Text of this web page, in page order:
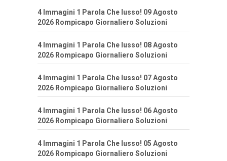
4 Immagini 1 Parola Che lusso! 09 Agosto
2026 Rompicapo Giornaliero Soluzioni
4 Immagini 1 Parola Che lusso! 08 Agosto
2026 Rompicapo Giornaliero Soluzioni
4 Immagini 1 Parola Che lusso! 07 Agosto
2026 Rompicapo Giornaliero Soluzioni
4 Immagini 1 Parola Che lusso! 06 Agosto
2026 Rompicapo Giornaliero Soluzioni
4 Immagini 1 Parola Che lusso! 05 Agosto
2026 Rompicapo Giornaliero Soluzioni